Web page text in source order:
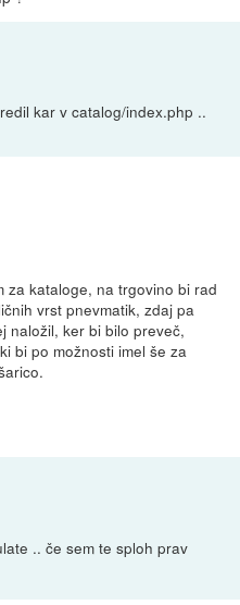
kar v catalog/index.php ..
za kataloge, na trgovino bi rad
vrst pnevmatik, zdaj pa
naložil, ker bi bilo preveč,
bi po možnosti imel še za
.. če sem te sploh prav